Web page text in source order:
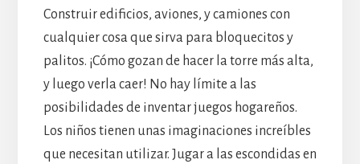
Construir edificios, aviones, y camiones con
cualquier cosa que sirva para bloquecitos y
palitos. ¡Cómo gozan de hacer la torre más alta,
y luego verla caer! No hay límite a las
posibilidades de inventar juegos hogareños.
Los niños tienen unas imaginaciones increíbles
que necesitan utilizar. Jugar a las escondidas en